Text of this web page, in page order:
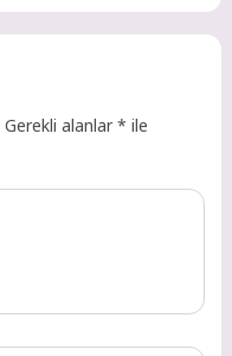
Gerekli alanlar* ile